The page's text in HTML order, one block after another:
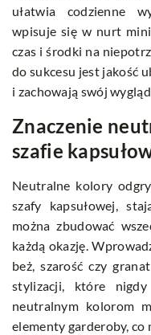
ułatwia codzienne
wpisuje się w nurt
czas i środki na
do sukcesu jest jakość
i zachowają swój
Znaczenie
szafie
Neutralne kolory
szafy kapsułowej,
można zbudować
każdą okazję.
beż, szarość czy
stylizacji, które
neutralnym kolorom
elementy garderoby, co